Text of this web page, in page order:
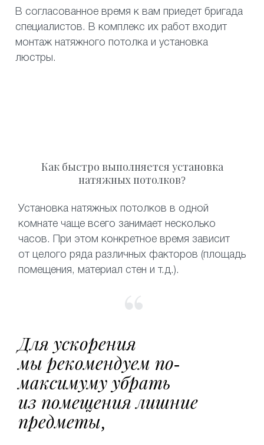
В согласованное время к вам приедет бригада
специалистов. В комплекс их работ входит
монтаж натяжного потолка и установка
люстры.
Как быстро выполняется установка
натяжных потолков?
Установка натяжных потолков в одной
комнате чаще всего занимает несколько
часов. При этом конкретное время зависит
от целого ряда различных факторов (площадь
помещения, материал стен и т.д.).
Для ускорения
мы рекомендуем по-
максимуму убрать
из помещения лишние
предметы,